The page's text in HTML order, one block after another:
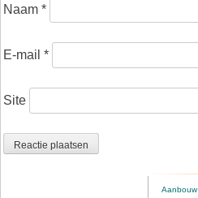
Naam *
E-mail *
Site
Aanbouw